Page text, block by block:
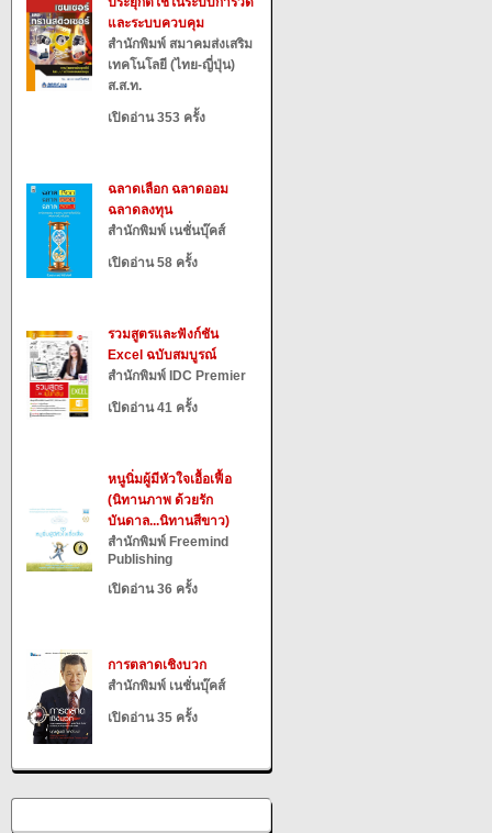
และระบบควบคุม
สำนักพิมพ์ สมาคมส่งเสริม
เทคโนโลยี (ไทย-ญี่ปุ่น)
ส.ส.ท.
เปิดอ่าน 353 ครั้ง
ฉลาดเลือก ฉลาดออม
ฉลาดลงทุน
สำนักพิมพ์ เนชั่นบุ๊คส์
เปิดอ่าน 58 ครั้ง
รวมสูตรและฟังก์ชัน
Excel ฉบับสมบูรณ์
สำนักพิมพ์ IDC Premier
เปิดอ่าน 41 ครั้ง
หนูนิ่มผู้มีหัวใจเอื้อเฟื้อ
(นิทานภาพ ด้วยรัก
บันดาล...นิทานสีขาว)
สำนักพิมพ์ Freemind
Publishing
เปิดอ่าน 36 ครั้ง
การตลาดเชิงบวก
สำนักพิมพ์ เนชั่นบุ๊คส์
เปิดอ่าน 35 ครั้ง